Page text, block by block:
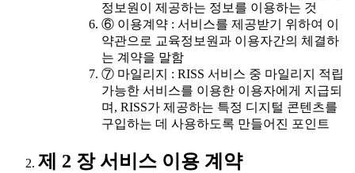
정보원이 제공하는 정보를 이용하는 것
⑥ 이용계약 : 서비스를 제공받기 위하여 이
약관으로 교육정보원과 이용자간의 체결하
는 계약을 말함
⑦ 마일리지 : RISS 서비스 중 마일리지 적립
가능한 서비스를 이용한 이용자에게 지급되
며, RISS가 제공하는 특정 디지털 콘텐츠를
구입하는 데 사용하도록 만들어진 포인트
제 2 장 서비스 이용 계약